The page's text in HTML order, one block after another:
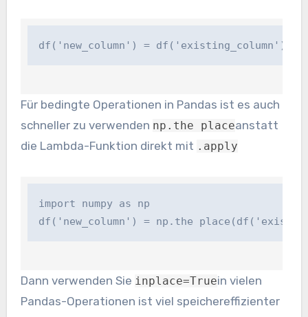
df('new_column') = df('existing_column') *
Für bedingte Operationen in Pandas ist es auch
schneller zu verwenden np.the placeanstatt
die Lambda-Funktion direkt mit .apply
import numpy as np
df('new_column') = np.the
Dann verwenden Sie inplace=Truein vielen
Pandas-Operationen ist viel speichereffizienter